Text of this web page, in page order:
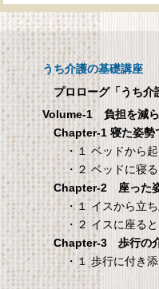
呼び出しチャイム
X810
呼び出しチャイムセット
タンスのゲン 介護
ッドテーブル キャ
ー付き 伸縮式 高さ
可能 Licht リヒ
65090050BR
うち介護の基礎講座
プロローグ「うち介
Volume-1 負担を減
Chapter-1 寝た姿勢
・１ ベッドから
・２ ベッドに寝
Chapter-2 座った
・１ イスから立
・２ イスに座ると
Chapter-3 歩行の介
・１ 歩行に付き